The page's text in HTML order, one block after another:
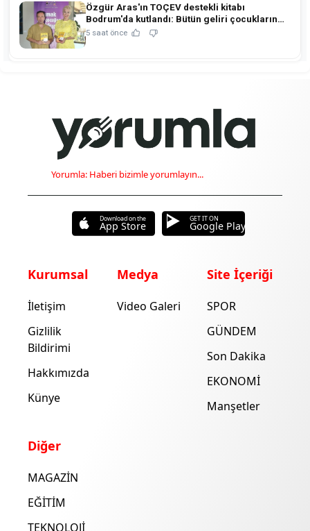
Özgür Aras'ın TOÇEV destekli kitabı
Bodrum'da kutlandı: Bütün geliri çocukların
eğitimine!
5 saat önce
Yorumla: Haberi bizimle yorumlayın...
Download on the
App Store
GET IT ON
Google Play
Kurumsal
İletişim
Gizlilik
Bildirimi
Hakkımızda
Künye
Medya
Video Galeri
Site İçeriği
SPOR
GÜNDEM
Son Dakika
EKONOMİ
Manşetler
Diğer
MAGAZİN
EĞİTİM
TEKNOLOJİ